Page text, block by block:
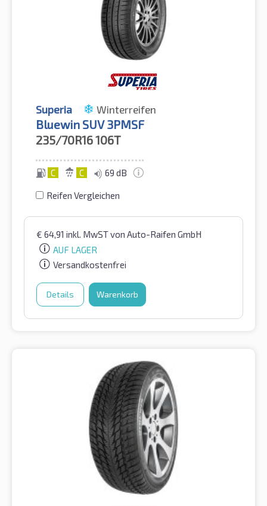
Superia Winterreifen
Bluewin SUV 3PMSF
235/70R16106T
C C 69 dB
Reifen Vergleichen
€ 64,91 inkl. MwSTvon Auto-Raifen GmbH
AUF LAGER
Versandkostenfrei
Details Warenkorb